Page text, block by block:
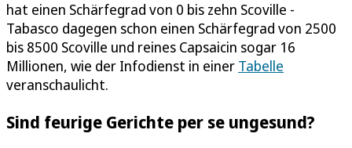
hat einen Schärfegrad von 0 bis zehn Scoville -
Tabasco dagegen schon einen Schärfegrad von 2500
bis 8500 Scoville und reines Capsaicin sogar 16
Millionen, wie der Infodienst in einer Tabelle
veranschaulicht.
Sind feurige Gerichte per se ungesund?